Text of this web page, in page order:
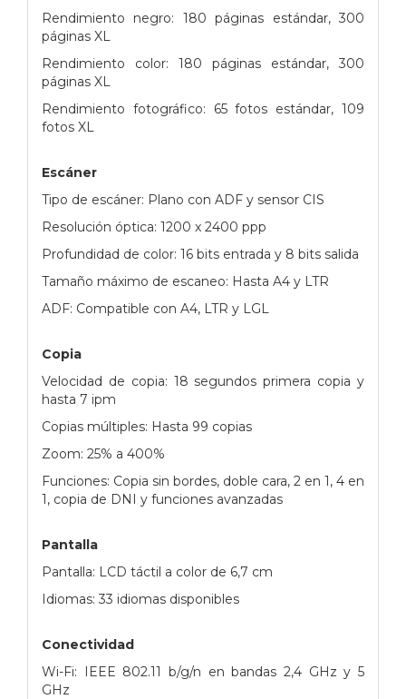
Rendimiento negro: 180 páginas estándar, 300
páginas XL
Rendimiento color: 180 páginas estándar, 300
páginas XL
Rendimiento fotográfico: 65 fotos estándar, 109
fotos XL
Escáner
Tipo de escáner: Plano con ADF y sensor CIS
Resolución óptica: 1200 x 2400 ppp
Profundidad de color: 16 bits entrada y 8 bits salida
Tamaño máximo de escaneo: Hasta A4 y LTR
ADF: Compatible con A4, LTR y LGL
Copia
Velocidad de copia: 18 segundos primera copia y
hasta 7 ipm
Copias múltiples: Hasta 99 copias
Zoom: 25% a 400%
Funciones: Copia sin bordes, doble cara, 2 en 1, 4 en
1, copia de DNI y funciones avanzadas
Pantalla
Pantalla: LCD táctil a color de 6,7 cm
Idiomas: 33 idiomas disponibles
Conectividad
Wi-Fi: IEEE 802.11 b/g/n en bandas 2,4 GHz y 5
GHz